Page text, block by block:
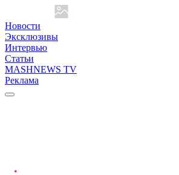
Новости
Эксклюзивы
Интервью
Статьи
MASHNEWS TV
Реклама